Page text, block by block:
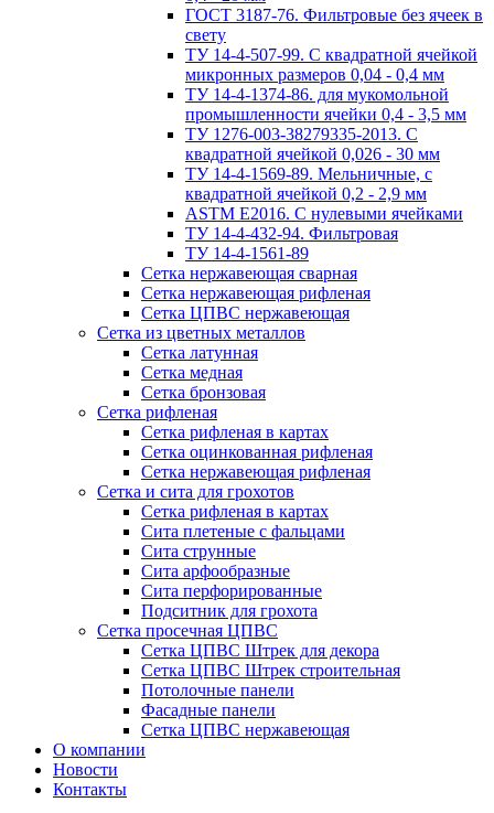
ГОСТ 3187-76. Фильтровые без ячеек в
свету
ТУ 14-4-507-99. C квадратной ячейкой
микронных размеров 0,04 - 0,4 мм
ТУ 14-4-1374-86. для мукомольной
промышленности ячейки 0,4 - 3,5 мм
ТУ 1276-003-38279335-2013. С
квадратной ячейкой 0,026 - 30 мм
ТУ 14-4-1569-89. Мельничные, с
квадратной ячейкой 0,2 - 2,9 мм
ASTM E2016. С нулевыми ячейками
ТУ 14-4-432-94. Фильтровая
ТУ 14-4-1561-89
Сетка нержавеющая сварная
Сетка нержавеющая рифленая
Сетка ЦПВС нержавеющая
Сетка из цветных металлов
Сетка латунная
Сетка медная
Сетка бронзовая
Сетка рифленая
Сетка рифленая в картах
Сетка оцинкованная рифленая
Сетка нержавеющая рифленая
Сетка и сита для грохотов
Сетка рифленая в картах
Сита плетеные с фальцами
Сита струнные
Сита арфообразные
Сита перфорированные
Подситник для грохота
Сетка просечная ЦПВС
Сетка ЦПВС Штрек для декора
Сетка ЦПВС Штрек строительная
Потолочные панели
Фасадные панели
Сетка ЦПВС нержавеющая
О компании
Новости
Контакты